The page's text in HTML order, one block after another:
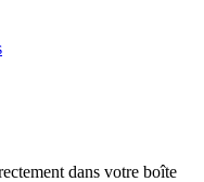
dans votre boîte